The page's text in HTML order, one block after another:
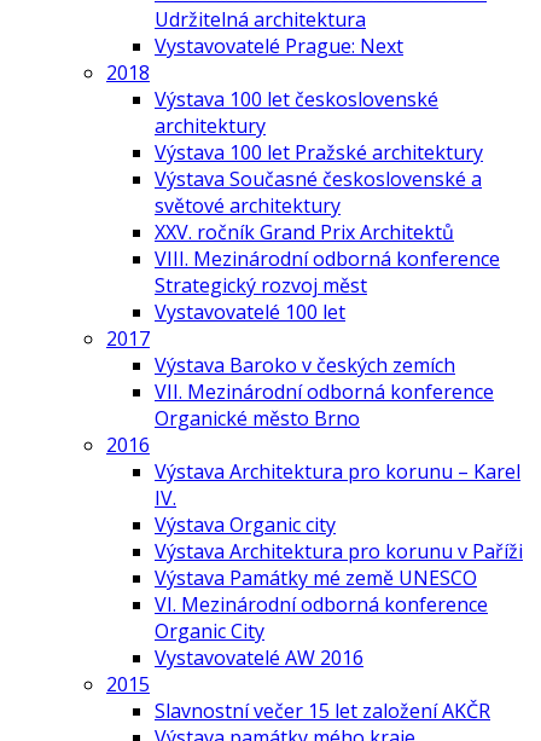
Udržitelná architektura
Vystavovatelé Prague: Next
2018
Výstava 100 let československé
architektury
Výstava 100 let Pražské architektury
Výstava Současné československé a
světové architektury
XXV. ročník Grand Prix Architektů
VIII. Mezinárodní odborná konference
Strategický rozvoj měst
Vystavovatelé 100 let
2017
Výstava Baroko v českých zemích
VII. Mezinárodní odborná konference
Organické město Brno
2016
Výstava Architektura pro korunu – Karel
IV.
Výstava Organic city
Výstava Architektura pro korunu v Paříži
Výstava Památky mé země UNESCO
VI. Mezinárodní odborná konference
Organic City
Vystavovatelé AW 2016
2015
Slavnostní večer 15 let založení AKČR